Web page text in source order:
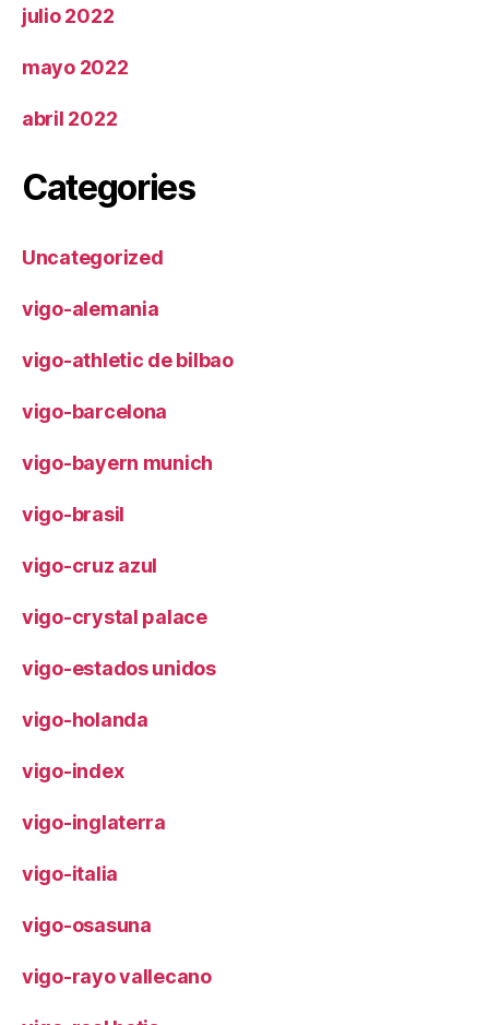
julio 2022
mayo 2022
abril 2022
Categories
Uncategorized
vigo-alemania
vigo-athletic de bilbao
vigo-barcelona
vigo-bayern munich
vigo-brasil
vigo-cruz azul
vigo-crystal palace
vigo-estados unidos
vigo-holanda
vigo-index
vigo-inglaterra
vigo-italia
vigo-osasuna
vigo-rayo vallecano